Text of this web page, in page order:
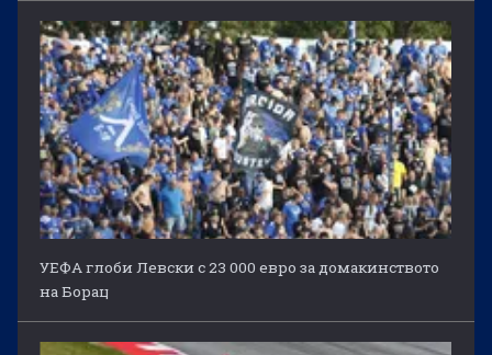
УЕФА глоби Левски с 23 000 евро за домакинството
на Борац